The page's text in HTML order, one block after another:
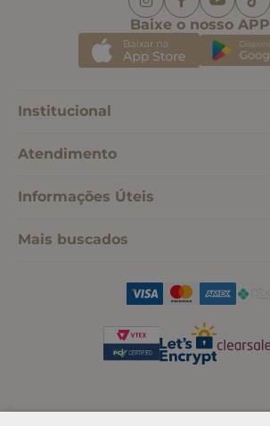
Baixe o nosso APP
Institucional
Atendimento
Informações Úteis
Mais buscados